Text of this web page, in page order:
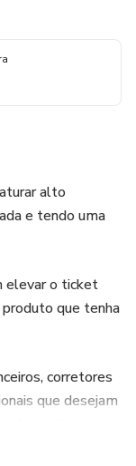
alto
e tendo uma
elevar o ticket
que tenha
corretores
que desejam
para seus